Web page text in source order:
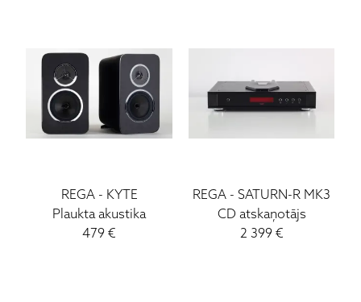
REGA- KYTE
Plaukta akustika
479 €
REGA - SATURN-R MK3
CD atskaņotājs
2 399€